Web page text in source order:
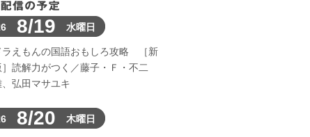
8/19 水曜日
ラえもんの国語おもしろ攻略 ［新
］読解力がつく／藤子・Ｆ・不二
、弘田マサユキ
8/20 木曜日